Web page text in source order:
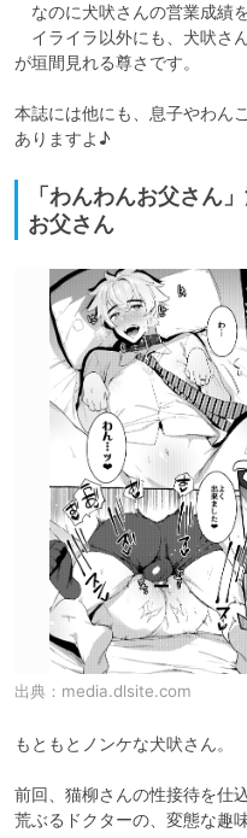
なのに犬吠さんの営業成
イライラ以外にも、犬吠さ
が垣間見れる尊さです。
本誌には他にも、息子やわん
ありますよ♪
「わんわんお父さん
お父さん
出典： media.dlsite.com
もともとノンケな犬吠さん。
前回、猫柳さんの性接待を仕
荒ぶるドクターの、変態な趣